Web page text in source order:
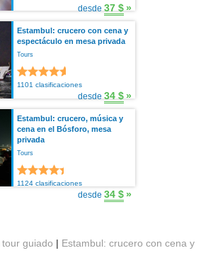
desde 37 $»
Estambul: crucero con cena y
espectáculo en mesa privada
Tours
1101 clasificaciones
desde 34 $»
Estambul: crucero, música y
cena en el Bósforo, mesa
privada
Tours
1124 clasificaciones
desde 34 $»
guiado | Estambul: crucero con cena y